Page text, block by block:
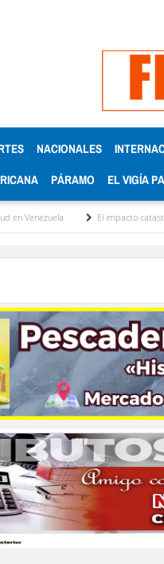
NACIONALES
PÁRAMO EL VIGÍA
El impacto catastrófico de El Niño